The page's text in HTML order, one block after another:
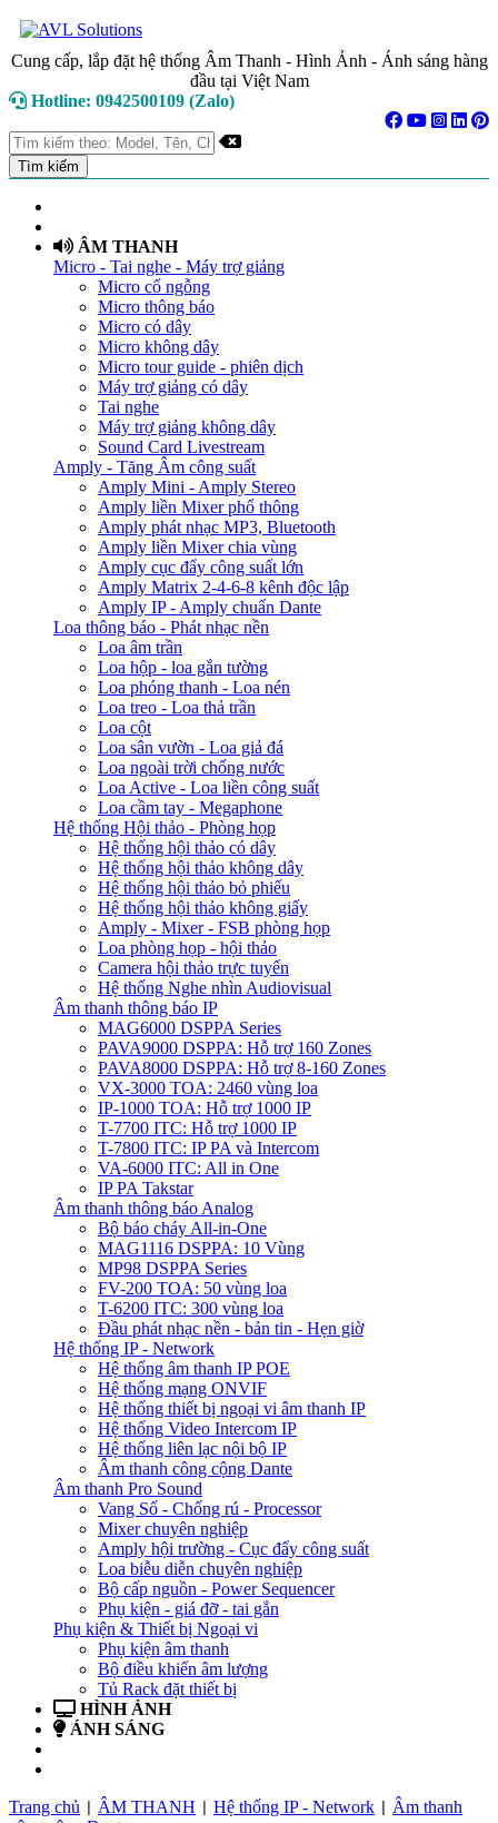
Cung cấp, lắp đặt hệ thống Âm Thanh - Hình Ảnh - Ánh sáng hàng
đầu tại Việt Nam
Hotline: 0942500109 (Zalo)
ÂM THANH
Micro - Tai nghe - Máy trợ giảng
Micro cổ ngỗng
Micro thông báo
Micro có dây
Micro không dây
Micro tour guide - phiên dịch
Máy trợ giảng có dây
Tai nghe
Máy trợ giảng không dây
Sound Card Livestream
Amply - Tăng Âm công suất
Amply Mini - Amply Stereo
Amply liền Mixer phổ thông
Amply phát nhạc MP3, Bluetooth
Amply liền Mixer chia vùng
Amply cục đẩy công suất lớn
Amply Matrix 2-4-6-8 kênh độc lập
Amply IP - Amply chuẩn Dante
Loa thông báo - Phát nhạc nền
Loa âm trần
Loa hộp - loa gắn tường
Loa phóng thanh - Loa nén
Loa treo - Loa thả trần
Loa cột
Loa sân vườn - Loa giả đá
Loa ngoài trời chống nước
Loa Active - Loa liền công suất
Loa cầm tay - Megaphone
Hệ thống Hội thảo - Phòng họp
Hệ thống hội thảo có dây
Hệ thống hội thảo không dây
Hệ thống hội thảo bỏ phiếu
Hệ thống hội thảo không giấy
Amply - Mixer - FSB phòng họp
Loa phòng họp - hội thảo
Camera hội thảo trực tuyến
Hệ thống Nghe nhìn Audiovisual
Âm thanh thông báo IP
MAG6000 DSPPA Series
PAVA9000 DSPPA: Hỗ trợ 160 Zones
PAVA8000 DSPPA: Hỗ trợ 8-160 Zones
VX-3000 TOA: 2460 vùng loa
IP-1000 TOA: Hỗ trợ 1000 IP
T-7700 ITC: Hỗ trợ 1000 IP
T-7800 ITC: IP PA và Intercom
VA-6000 ITC: All in One
IP PA Takstar
Âm thanh thông báo Analog
Bộ báo cháy All-in-One
MAG1116 DSPPA: 10 Vùng
MP98 DSPPA Series
FV-200 TOA: 50 vùng loa
T-6200 ITC: 300 vùng loa
Đầu phát nhạc nền - bản tin - Hẹn giờ
Hệ thống IP - Network
Hệ thống âm thanh IP POE
Hệ thống mạng ONVIF
Hệ thống thiết bị ngoại vi âm thanh IP
Hệ thống Video Intercom IP
Hệ thống liên lạc nội bộ IP
Âm thanh công cộng Dante
Âm thanh Pro Sound
Vang Số - Chống rú - Processor
Mixer chuyên nghiệp
Amply hội trường - Cục đẩy công suất
Loa biễu diễn chuyên nghiệp
Bộ cấp nguồn - Power Sequencer
Phụ kiện - giá đỡ - tai gắn
Phụ kiện & Thiết bị Ngoại vi
Phụ kiện âm thanh
Bộ điều khiển âm lượng
Tủ Rack đặt thiết bị
HÌNH ẢNH
ÁNH SÁNG
Trang chủ
ÂM THANH Hệ thống IP - Network
Âm thanh